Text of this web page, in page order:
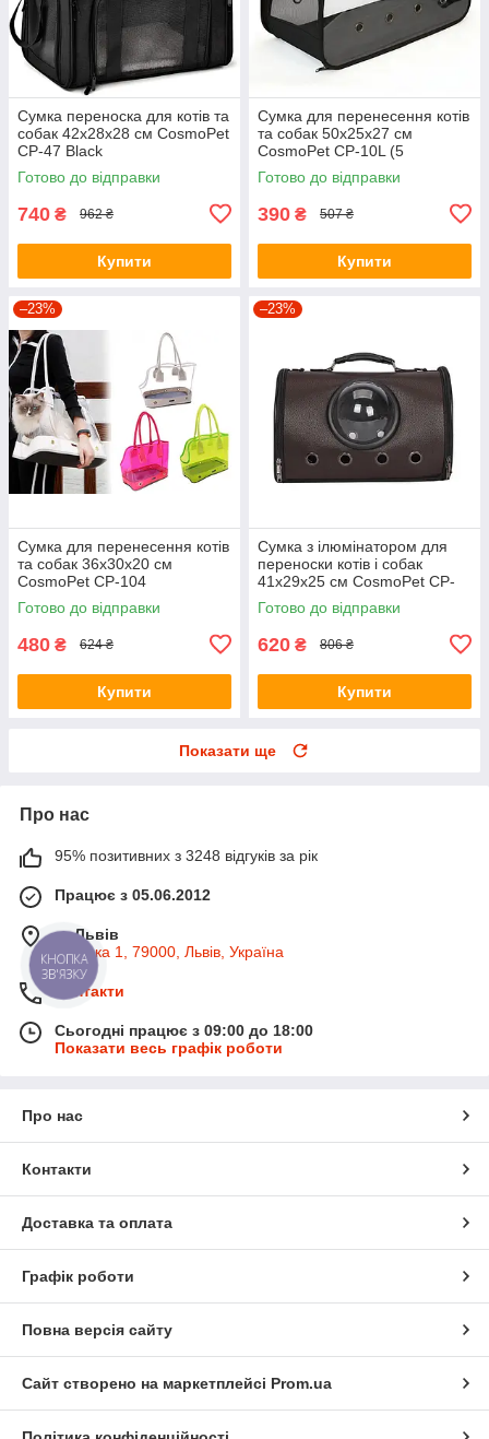
Сумка переноска для котів та
собак 42x28x28 см CosmoPet
CP-47 Black
Готово до відправки
740 ₴ 962 ₴
Купити
Сумка для перенесення котів
та собак 50x25x27 см
CosmoPet CP-10L (5
люверсів) Black
Готово до відправки
390 ₴ 507 ₴
Купити
–23%
Сумка для перенесення котів
та собак 36x30x20 см
CosmoPet CP-104
Готово до відправки
480 ₴ 624 ₴
Купити
–23%
Сумка з ілюмінатором для
переноски котів і собак
41x29x25 см CosmoPet CP-
18 Dark Brown
Готово до відправки
620 ₴ 806 ₴
Купити
Показати ще
Про нас
95% позитивних з 3248 відгуків за рік
Працює з 05.06.2012
м. Львів
Широка 1, 79000, Львів, Україна
Контакти
Сьогодні працює з 09:00 до 18:00
Показати весь графік роботи
Про нас
Контакти
Доставка та оплата
Графік роботи
Повна версія сайту
Сайт створено на маркетплейсі Prom.ua
КНОПКА
ЗВ'ЯЗКУ